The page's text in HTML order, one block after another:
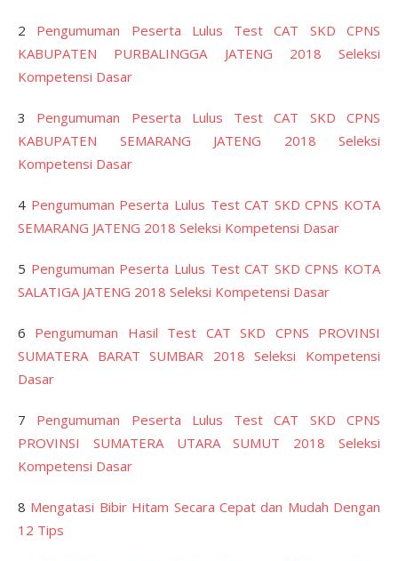
2 Pengumuman Peserta Lulus Test CAT SKD CPNS
KABUPATEN PURBALINGGA JATENG 2018 Seleksi
Kompetensi Dasar
3 Pengumuman Peserta Lulus Test CAT SKD CPNS
KABUPATEN SEMARANG JATENG 2018 Seleksi
Kompetensi Dasar
4 Pengumuman Peserta Lulus Test CAT SKD CPNS KOTA
SEMARANG JATENG 2018 Seleksi Kompetensi Dasar
5 Pengumuman Peserta Lulus Test CAT SKD CPNS KOTA
SALATIGA JATENG 2018 Seleksi Kompetensi Dasar
6 Pengumuman Hasil Test CAT SKD CPNS PROVINSI
SUMATERA BARAT SUMBAR 2018 Seleksi Kompetensi
Dasar
7 Pengumuman Peserta Lulus Test CAT SKD CPNS
PROVINSI SUMATERA UTARA SUMUT 2018 Seleksi
Kompetensi Dasar
8 Mengatasi Bibir Hitam Secara Cepat dan Mudah Dengan
12 Tips